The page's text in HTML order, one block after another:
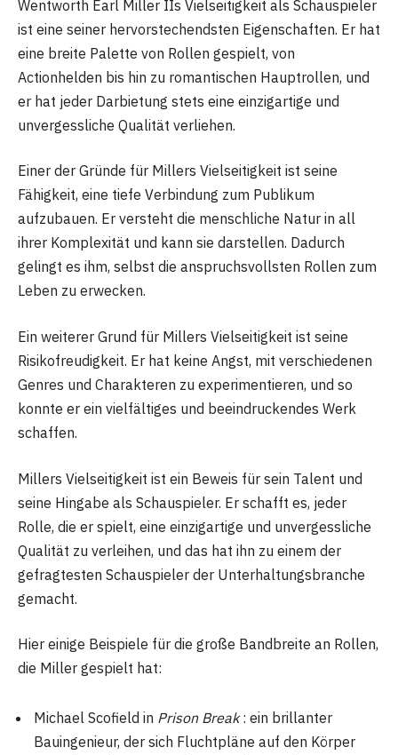
Wentworth Earl Miller IIs Vielseitigkeit als Schauspieler
ist eine seiner hervorstechendsten Eigenschaften. Er hat
eine breite Palette von Rollen gespielt, von
Actionhelden bis hin zu romantischen Hauptrollen, und
er hat jeder Darbietung stets eine einzigartige und
unvergessliche Qualität verliehen.
Einer der Gründe für Millers Vielseitigkeit ist seine
Fähigkeit, eine tiefe Verbindung zum Publikum
aufzubauen. Er versteht die menschliche Natur in all
ihrer Komplexität und kann sie darstellen. Dadurch
gelingt es ihm, selbst die anspruchsvollsten Rollen zum
Leben zu erwecken.
Ein weiterer Grund für Millers Vielseitigkeit ist seine
Risikofreudigkeit. Er hat keine Angst, mit verschiedenen
Genres und Charakteren zu experimentieren, und so
konnte er ein vielfältiges und beeindruckendes Werk
schaffen.
Millers Vielseitigkeit ist ein Beweis für sein Talent und
seine Hingabe als Schauspieler. Er schafft es, jeder
Rolle, die er spielt, eine einzigartige und unvergessliche
Qualität zu verleihen, und das hat ihn zu einem der
gefragtesten Schauspieler der Unterhaltungsbranche
gemacht.
Hier einige Beispiele für die große Bandbreite an Rollen,
die Miller gespielt hat:
Michael Scofield in Prison Break: ein brillanter
Bauingenieur, der sich Fluchtpläne auf den Körper